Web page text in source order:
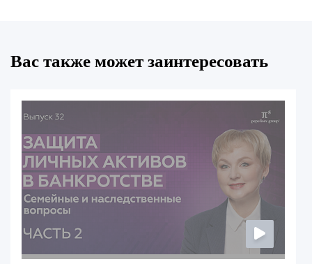
Вас также может заинтересовать